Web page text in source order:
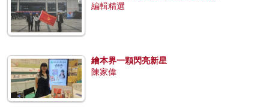
編輯精選
繪本界一顆閃亮新星
陳家偉